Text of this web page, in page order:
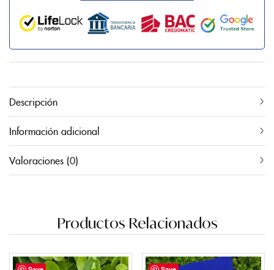
Descripción
Información adicional
Valoraciones (0)
Productos Relacionados